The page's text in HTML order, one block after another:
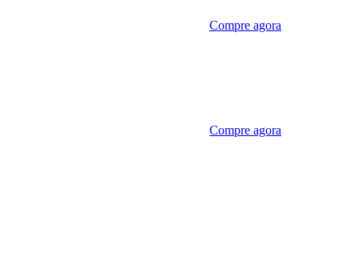
Compre agora
Compre agora